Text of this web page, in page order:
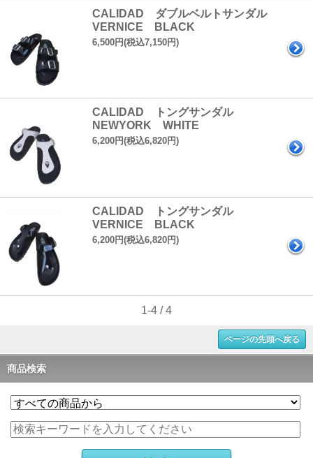
CALIDAD ダブルベルトサンダル
VERNICE BLACK
6,500円(税込7,150円)
CALIDAD トングサンダル
NEWYORK WHITE
6,200円(税込6,820円)
CALIDAD トングサンダル
VERNICE BLACK
6,200円(税込6,820円)
1-4 / 4
ページの先頭へ戻る
商品検索